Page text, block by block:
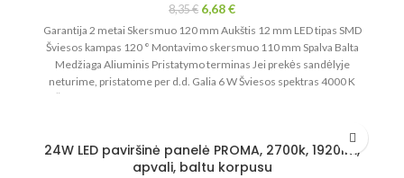
8,35€ 6,68€
Garantija 2 metai Skersmuo 120 mm Aukštis 12 mm LED tipas SMD
Šviesos kampas 120 ° Montavimo skersmuo 110 mm Spalva Balta
Medžiaga Aliuminis Pristatymo terminas Jei prekės sandėlyje
neturime, pristatome per d.d. Galia 6 W Šviesos spektras 4000 K
24W LED paviršinė panelė PROMA, 2700k, 1920lm,
apvali, baltu korpusu